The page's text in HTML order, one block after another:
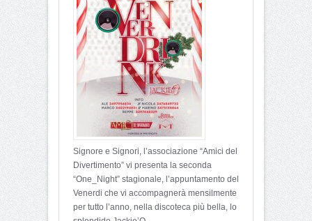
Signore e Signori, l’associazione “Amici del
Divertimento” vi presenta la seconda
“One_Night” stagionale, l’appuntamento del
Venerdi che vi accompagnerà mensilmente
per tutto l’anno, nella discoteca più bella, lo